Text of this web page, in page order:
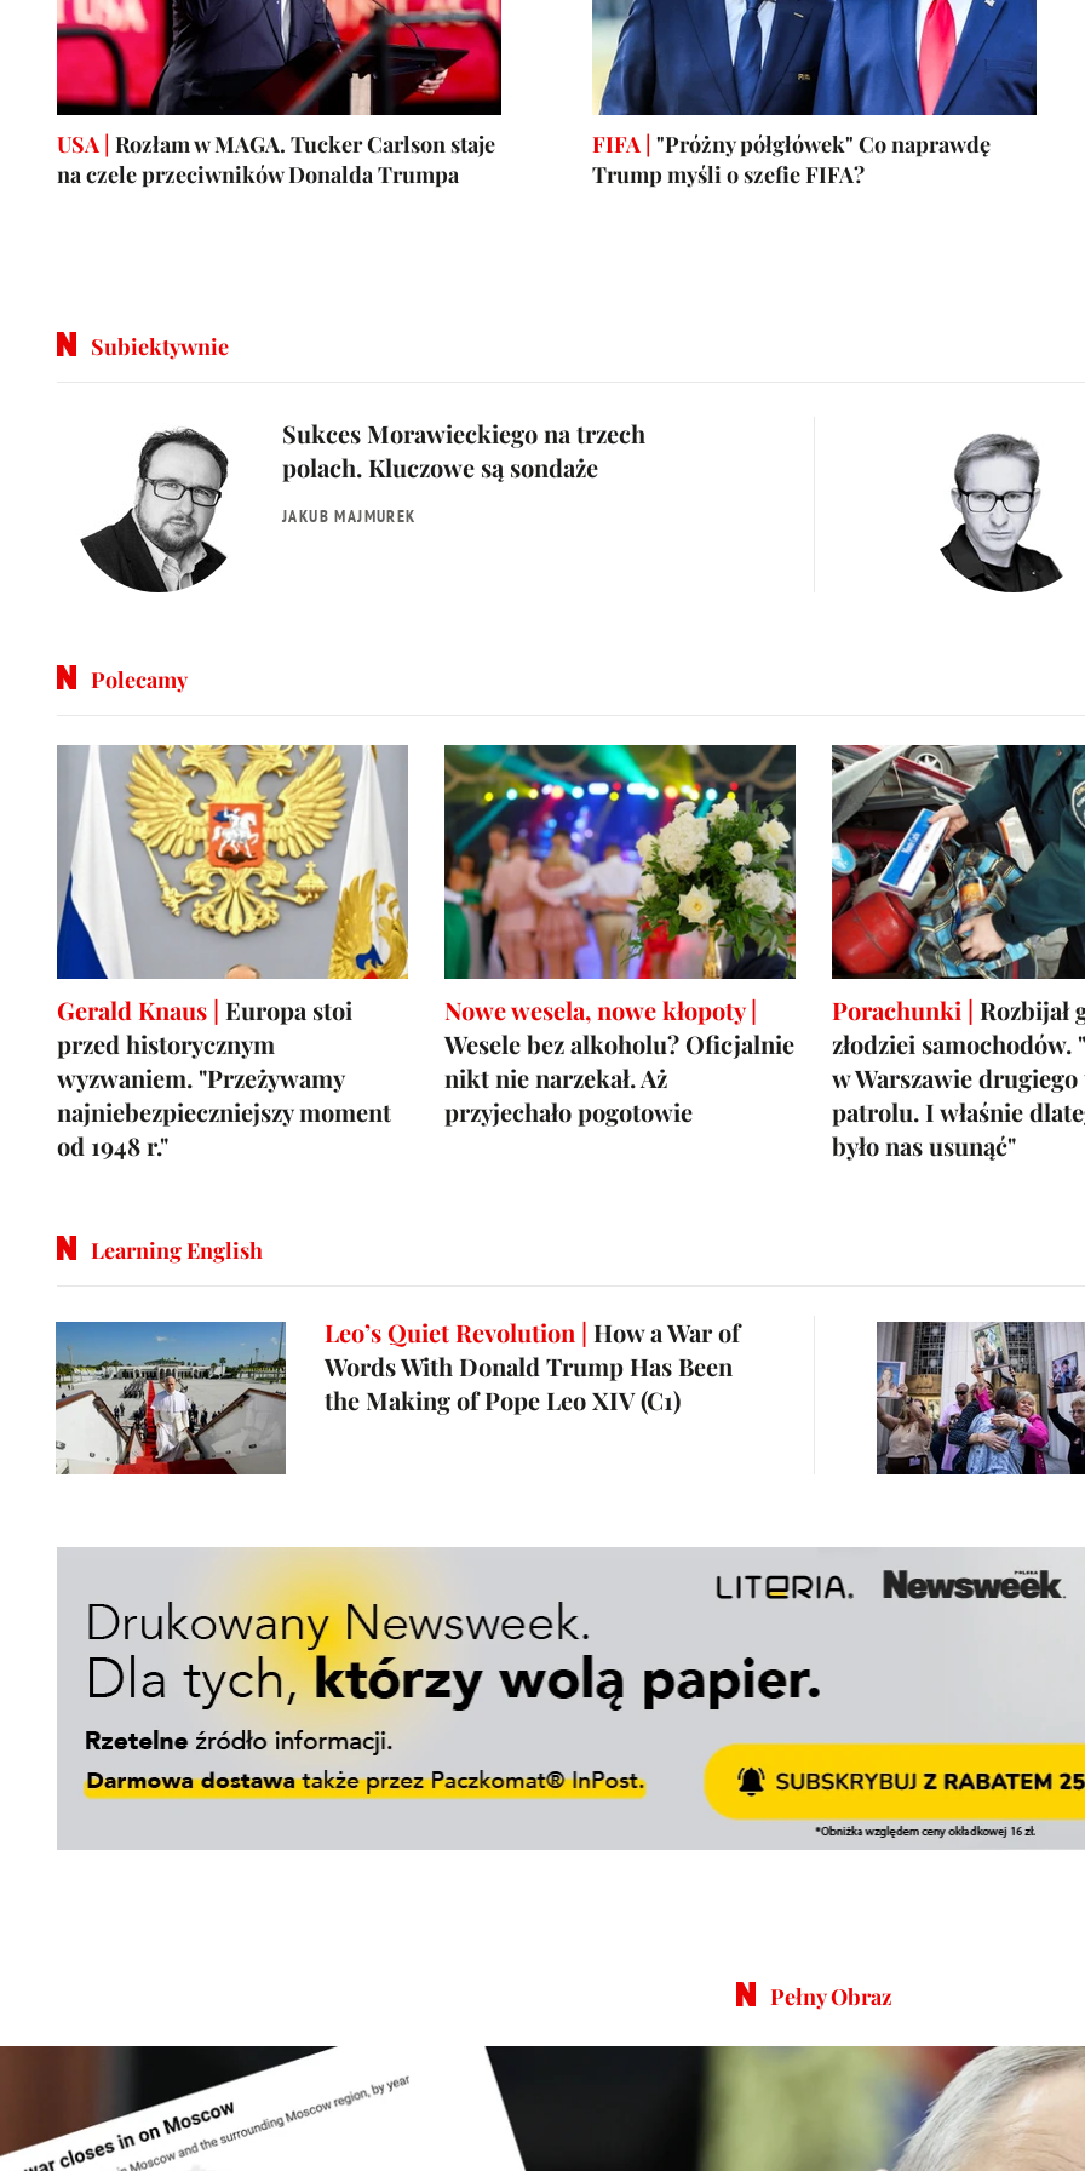
USA | Rozłam w MAGA. Tucker Carlson staje
na czele przeciwników Donalda Trumpa
FIFA | "Próżny półgłówek" Co naprawdę
Trump myśli o szefie FIFA?
Subiektywnie
Sukces Morawieckiego na trzech
polach. Kluczowe są sondaże
JAKUB MAJMUREK
Polecamy
Gerald Knaus | Europa stoi
przed historycznym
wyzwaniem. "Przeżywamy
najniebezpieczniejszy moment
od 1948 r."
Nowe wesela, nowe kłopoty |
Wesele bez alkoholu? Oficjalnie
nikt nie narzekał. Aż
przyjechało pogotowie
Porachunki | Rozbijał
złodziei samochodów.
w Warszawie
patrolu. I właśnie
było nas usunąć"
Learning English
Leo’s Quiet Revolution | How a War of
Words With Donald Trump Has Been
the Making of Pope Leo XIV (C1)
Pełny Obraz